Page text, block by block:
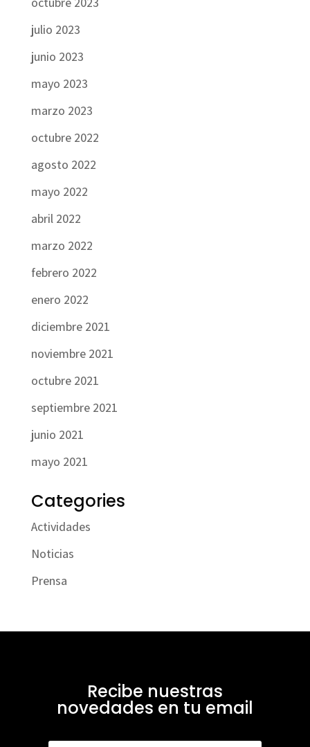
julio 2023
junio 2023
mayo 2023
marzo 2023
octubre 2022
agosto 2022
mayo 2022
abril 2022
marzo 2022
febrero 2022
enero 2022
diciembre 2021
noviembre 2021
octubre 2021
septiembre 2021
junio 2021
mayo 2021
Categories
Actividades
Noticias
Prensa
Recibe nuestras
novedades en tu email